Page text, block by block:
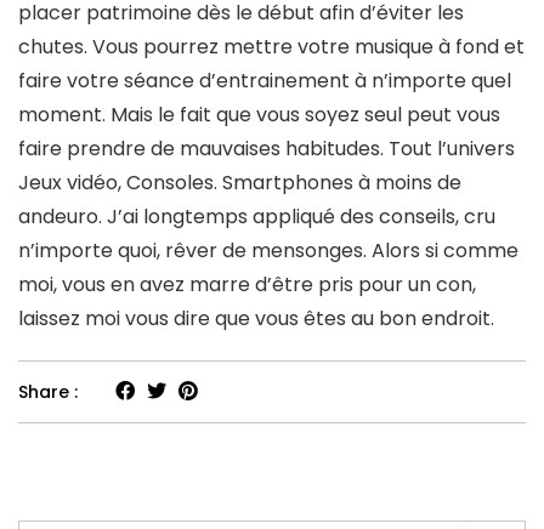
placer patrimoine dès le début afin d’éviter les
chutes. Vous pourrez mettre votre musique à fond et
faire votre séance d’entrainement à n’importe quel
moment. Mais le fait que vous soyez seul peut vous
faire prendre de mauvaises habitudes. Tout l’univers
Jeux vidéo, Consoles. Smartphones à moins de
andeuro. J’ai longtemps appliqué des conseils, cru
n’importe quoi, rêver de mensonges. Alors si comme
moi, vous en avez marre d’être pris pour un con,
laissez moi vous dire que vous êtes au bon endroit.
Share :